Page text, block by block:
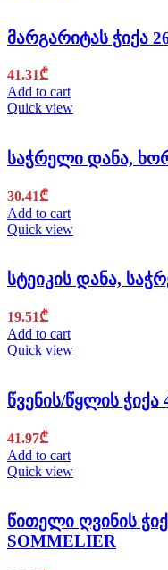
მარგარიტას ჭიქა
41.31₾
Add to cart
Quick view
საჭრელი დანა,
30.41₾
Add to cart
Quick view
სტეიკის დანა,
19.51₾
Add to cart
Quick view
წვენის/წყლის
41.97₾
Add to cart
Quick view
წითელი ღვინის
SOMMELIER